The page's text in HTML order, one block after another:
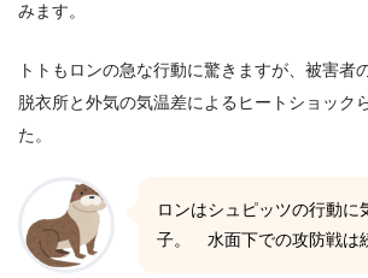
みます。
トトもロンの急な行動に驚きますが、被害者
脱衣所と外気の気温差によるヒートショック
た。
ロンはシュピッツの行動に
子。 水面下での攻防戦は